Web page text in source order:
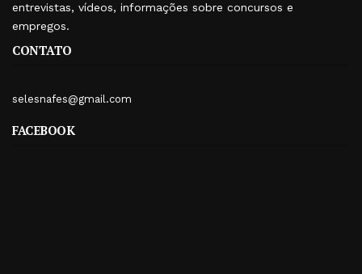
entrevistas, vídeos, informações sobre concursos e
empregos.
CONTATO
selesnafes@gmail.com
FACEBOOK